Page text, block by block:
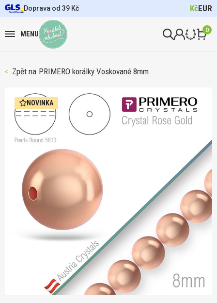
Doprava od 39 Kč KčEUR
MENU 0
PRIMERO korálky Voskované 8mm
NOVINKA